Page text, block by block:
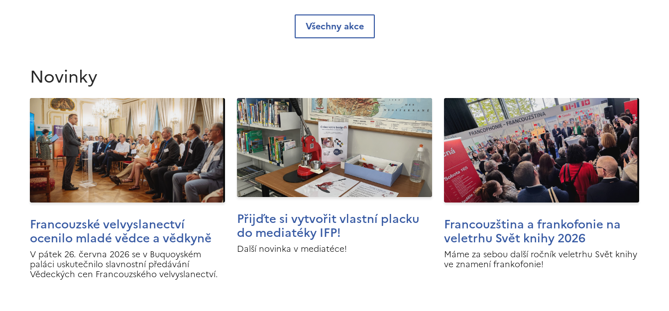
Všechny akce
Novinky
Francouzské velvyslanectví
ocenilo mladé vědce a vědkyně
V pátek 26. června 2026 se v Buquoyském
paláci uskutečnilo slavnostní předávání
Vědeckých cen Francouzského velvyslanectví.
Přijďte si vytvořit vlastní placku
do mediatéky IFP!
Další novinka v mediatéce!
Francouzština a frankofonie na
veletrhu Svět knihy 2026
Máme za sebou další ročník veletrhu Svět knihy
ve znamení frankofonie!